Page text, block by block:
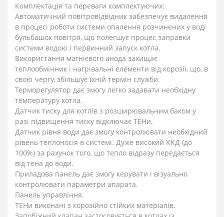
Комплектація та переваги комплектуючих:
Автоматичний повітровідвідник забезпечує видалення
в процесі роботи системи опалення розчинених у воді
бульбашок повітря, що полегшує процес заправки
системи водою і первинний запуск котла.
Використання магнієвого анода захищає
теплообмінник і нагрівальні елементи від корозії, що, в
свою чергу, збільшує їхній термін служби.
Терморегулятор дає змогу легко задавати необхідну
температуру котла.
Датчик тиску для котлів з розширювальним баком у
разі підвищення тиску відключає ТЕНи.
Датчик рівня води дає змогу контролювати необхідний
рівень теплоносія в системі. Дуже високий ККД (до
100%) за рахунок того, що тепло відразу передається
від тена до води.
Приладова панель дає змогу керувати і візуально
контролювати параметри апарата.
Панель управління.
ТЕНи виконані з корозійно стійких матеріалів.